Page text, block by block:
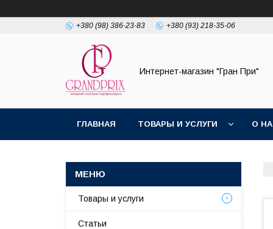
+380 (98) 386-23-83 +380 (93) 218-35-06
Интернет-магазин "Гран При"
ГЛАВНАЯ ТОВАРЫ И УСЛУГИ О
Товары и услуги
Статьи